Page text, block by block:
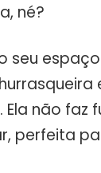
né?
seu
não faz
perfeita